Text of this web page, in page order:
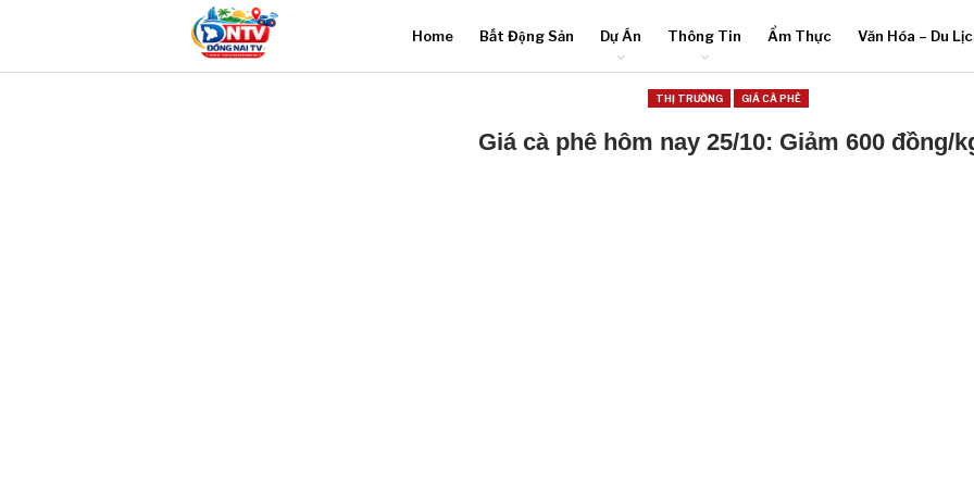
Home Bất Động Sản Dự Án Thông Tin Ẩm Thực Văn Hóa – Du
THỊ TRƯỜNG GIÁ CÀ PHÊ
Giá cà phê hôm nay 25/10: Giảm 600 đồng/